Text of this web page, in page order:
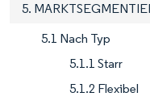
5.
5.1 Nach Typ
5.1.1 Starr
5.1.2 Flexibel